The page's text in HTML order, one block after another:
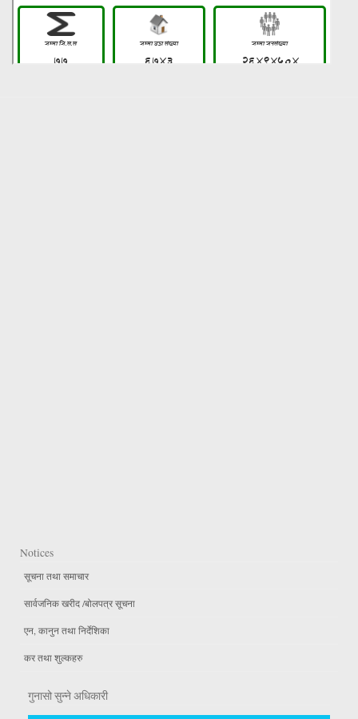
Notices
सूचना तथा समाचार
सार्वजनिक खरीद /बोलपत्र सूचना
एन, कानुन तथा निर्देशिका
कर तथा शुल्कहरु
गुनासो सुन्ने अधिकारी